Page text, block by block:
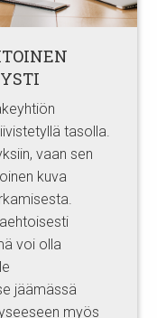
tasolla.
vaan sen
kuva
voi olla
jäämässä
myös